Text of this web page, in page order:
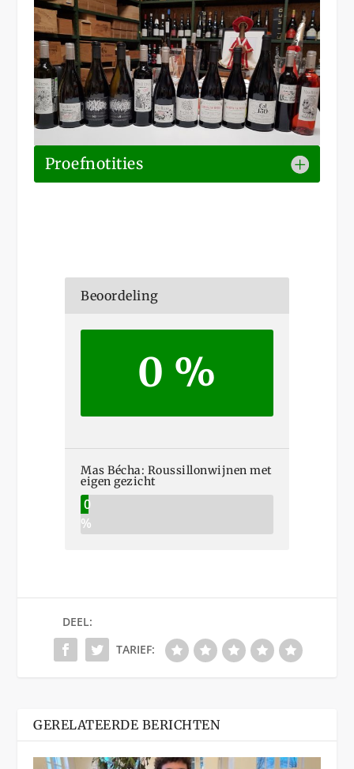
Proefnotities
Beoordeling
0 %
Mas Bécha: Roussillonwijnen met
eigen gezicht
0
%
DEEL:
TARIEF:
GERELATEERDE BERICHTEN